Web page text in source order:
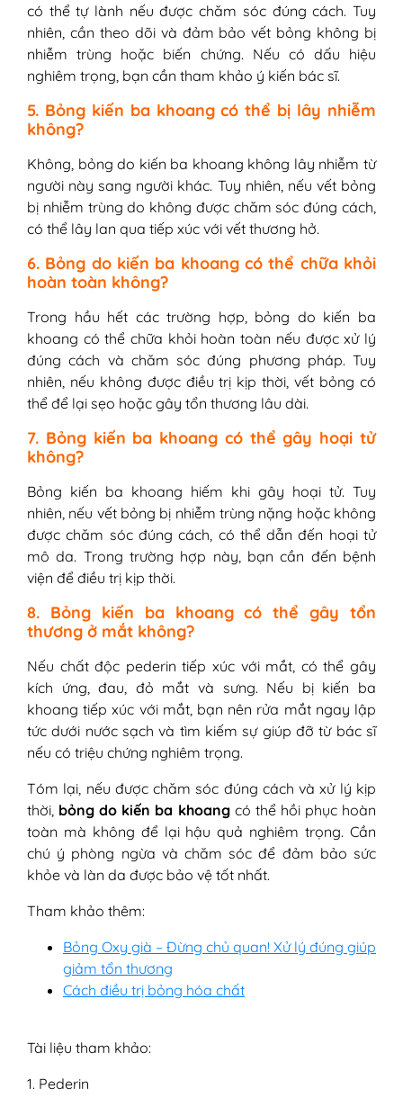
có thể tự lành nếu được chăm sóc đúng cách. Tuy
nhiên, cần theo dõi và đảm bảo vết bỏng không bị
nhiễm trùng hoặc biến chứng. Nếu có dấu hiệu
nghiêm trọng, bạn cần tham khảo ý kiến bác sĩ.
5. Bỏng kiến ba khoang có thể bị lây nhiễm
không?
Không, bỏng do kiến ba khoang không lây nhiễm từ
người này sang người khác. Tuy nhiên, nếu vết bỏng
bị nhiễm trùng do không được chăm sóc đúng cách,
có thể lây lan qua tiếp xúc với vết thương hở.
6. Bỏng do kiến ba khoang có thể chữa khỏi
hoàn toàn không?
Trong hầu hết các trường hợp, bỏng do kiến ba
khoang có thể chữa khỏi hoàn toàn nếu được xử lý
đúng cách và chăm sóc đúng phương pháp. Tuy
nhiên, nếu không được điều trị kịp thời, vết bỏng có
thể để lại sẹo hoặc gây tổn thương lâu dài.
7. Bỏng kiến ba khoang có thể gây hoại tử
không?
Bỏng kiến ba khoang hiếm khi gây hoại tử. Tuy
nhiên, nếu vết bỏng bị nhiễm trùng nặng hoặc không
được chăm sóc đúng cách, có thể dẫn đến hoại tử
mô da. Trong trường hợp này, bạn cần đến bệnh
viện để điều trị kịp thời.
8. Bỏng kiến ba khoang có thể gây tổn
thương ở mắt không?
Nếu chất độc pederin tiếp xúc với mắt, có thể gây
kích ứng, đau, đỏ mắt và sưng. Nếu bị kiến ba
khoang tiếp xúc với mắt, bạn nên rửa mắt ngay lập
tức dưới nước sạch và tìm kiếm sự giúp đỡ từ bác sĩ
nếu có triệu chứng nghiêm trọng.
Tóm lại, nếu được chăm sóc đúng cách và xử lý kịp
thời, bỏng do kiến ba khoangcó thể hồi phục hoàn
toàn mà không để lại hậu quả nghiêm trọng. Cần
chú ý phòng ngừa và chăm sóc để đảm bảo sức
khỏe và làn da được bảo vệ tốt nhất.
Tham khảo thêm:
Bỏng Oxy già – Đừng chủ quan! Xử lý đúng giúp
giảm tổn thương
Cách điều trị bỏng hóa chất
Tài liệu tham khảo:
1. Pederin